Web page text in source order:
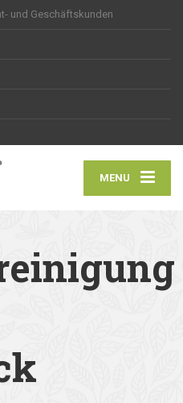
und Geschäftskunden
MENU